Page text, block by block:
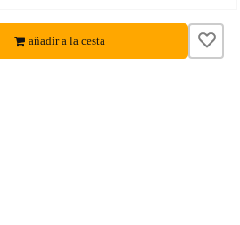
añadir a la cesta